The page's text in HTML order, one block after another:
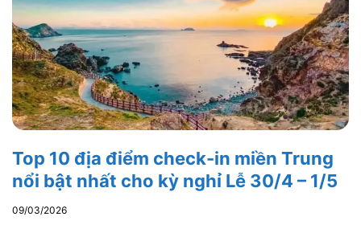
Top 10 địa điểm check-in miền Trung
nổi bật nhất cho kỳ nghỉ Lễ 30/4 – 1/5
09/03/2026